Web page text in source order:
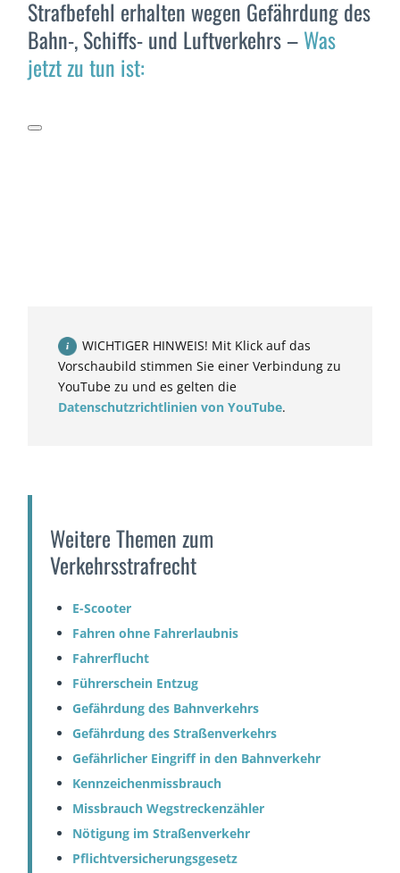
Strafbefehl erhalten wegen Gefährdung des
Bahn-, Schiffs- und Luftverkehrs –Was
jetzt zu tun ist:
WICHTIGER HINWEIS! Mit Klick auf das
Vorschaubild stimmen Sie einer Verbindung zu
YouTube zu und es gelten die
Datenschutzrichtlinien von YouTube.
Weitere Themen zum
Verkehrsstrafrecht
E-Scooter
Fahren ohne Fahrerlaubnis
Fahrerflucht
Führerschein Entzug
Gefährdung des Bahnverkehrs
Gefährdung des Straßenverkehrs
Gefährlicher Eingriff in den Bahnverkehr
Kennzeichenmissbrauch
Missbrauch Wegstreckenzähler
Nötigung im Straßenverkehr
Pflichtversicherungsgesetz